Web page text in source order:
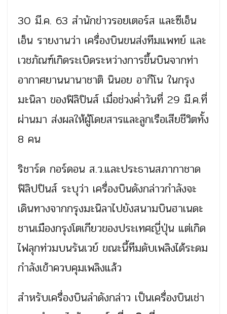
30 มี.ค. 63 สำนักข่าวรอยเตอร์ส และซีเอ็น
เอ็น รายงานว่า เครื่องบินขนส่งทีมแพทย์ และ
เวชภัณฑ์เกิดระเบิดระหว่างการขึ้นบินจากท่า
อากาศยานนานาชาติ นินอย อากีโน ในกรุง
มะนิลา ของฟิลิปินส์ เมื่อช่วงค่ำวันที่ 29 มี.ค.ที่
ผ่านมา ส่งผลให้ผู้โดยสารและลูกเรือเสียชีวิตทั้ง
8 คน
ริชาร์ด กอร์ดอน ส.ว.และประธานสภากาชาด
ฟิลิปปินส์ ระบุว่า เครื่องบินดังกล่าวกำลังจะ
เดินทางจากกรุงมะนิลาไปยังสนามบินฮาเนดะ
ชานเมืองกรุงโตเกียวของประเทศญี่ปุ่น แต่เกิด
ไฟลุกท่วมบนรันเวย์ ขณะนี้ทีมดับเพลิงได้ระดม
กำลังเข้าควบคุมเพลิงแล้ว
สำหรับเครื่องบินลำดังกล่าว เป็นเครื่องบินเช่า